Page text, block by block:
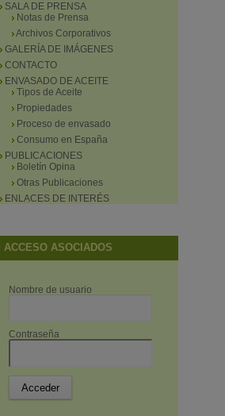
SALA DE PRENSA
Notas de Prensa
Archivos Corporativos
GALERÍA DE IMÁGENES
CONTACTO
ENVASADO DE ACEITE
Tipos de Aceite
Propiedades
Proceso de envasado
Consumo en España
PUBLICACIONES
Boletín Opina
Otras Publicaciones
ENLACES DE INTERÉS
ACCESO ASOCIADOS
Nombre de usuario
Contraseña